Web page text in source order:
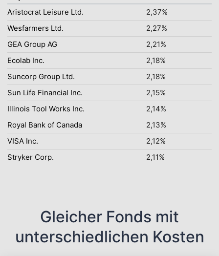
Aristocrat Leisure Ltd.
2,37%
Wesfarmers Ltd.
2,27%
GEA Group AG
2,21%
Ecolab Inc.
2,18%
Suncorp Group Ltd.
2,18%
Sun Life Financial Inc.
2,15%
Illinois Tool Works Inc.
2,14%
Royal Bank of Canada
2,13%
VISA Inc.
2,12%
Stryker Corp.
2,11%
Gleicher Fonds mit
unterschiedlichen Kosten